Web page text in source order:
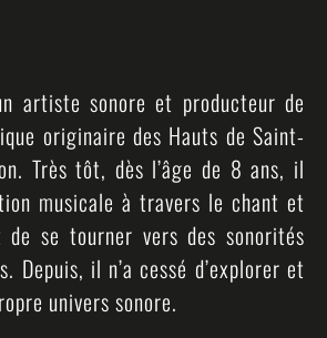
artiste sonore et producteur de
originaire des Hauts de Saint-
Très tôt, dès l’âge de 8 ans, il
musicale à travers le chant et
se tourner vers des sonorités
Depuis, il n’a cessé d’explorer et
univers sonore.